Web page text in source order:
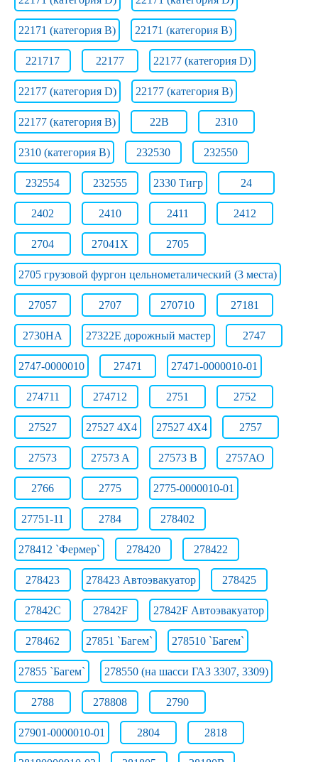
22171 (категория В) 22171 (категория В)
221717 22177 22177 (категория D)
22177 (категория D) 22177 (категория В)
22177 (категория В) 22B 2310
2310 (категория B) 232530 232550
232554 232555 2330 Тигр 24
2402 2410 2411 2412
2704 27041Х 2705
2705 грузовой фургон цельнометалический (3 места)
27057 2707 270710 27181
2730НА 27322E дорожный мастер 2747
2747-0000010 27471 27471-0000010-01
274711 274712 2751 2752
27527 27527 4X4 27527 4X4 2757
27573 27573 A 27573 B 2757АО
2766 2775 2775-0000010-01
27751-11 2784 278402
278412 `Фермер` 278420 278422
278423 278423 Автоэвакуатор 278425
27842C 27842F 27842F Автоэвакуатор
278462 27851 `Багем` 278510 `Багем`
27855 `Багем` 278550 (на шасси ГАЗ 3307, 3309)
2788 278808 2790
27901-0000010-01 2804 2818